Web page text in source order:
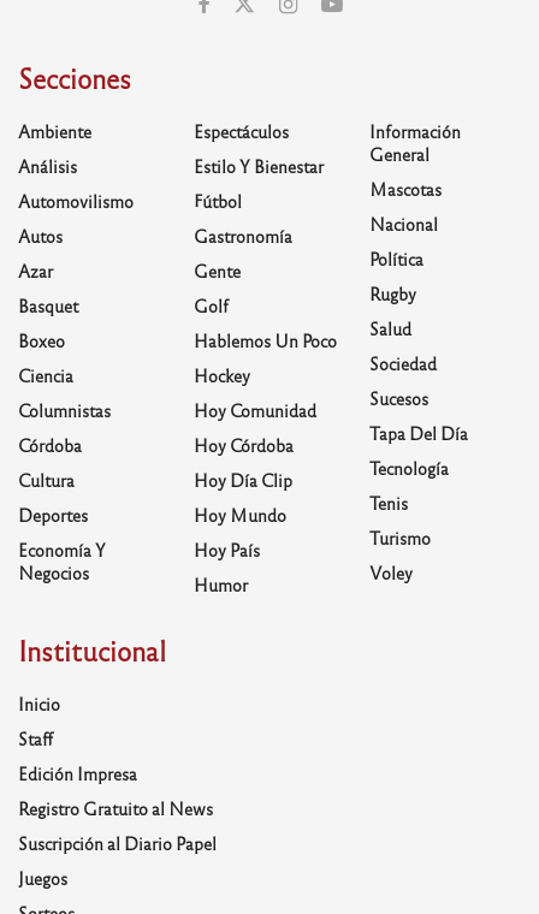
Secciones
Ambiente
Análisis
Automovilismo
Autos
Azar
Basquet
Boxeo
Ciencia
Columnistas
Córdoba
Cultura
Deportes
Economía Y
Negocios
Espectáculos
Estilo Y Bienestar
Fútbol
Gastronomía
Gente
Golf
Hablemos Un Poco
Hockey
Hoy Comunidad
Hoy Córdoba
Hoy Día Clip
Hoy Mundo
Hoy País
Humor
Información
General
Mascotas
Nacional
Política
Rugby
Salud
Sociedad
Sucesos
Tapa Del Día
Tecnología
Tenis
Turismo
Voley
Institucional
Inicio
Staff
Edición Impresa
Registro Gratuito al News
Suscripción al Diario Papel
Juegos